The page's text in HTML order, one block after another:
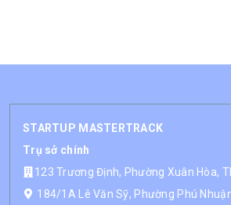
STARTUP MASTERTRACK
Trụ sở chính
123 Trương Định, Phường Xuân Hòa,
184/1A Lê Văn Sỹ, Phường Phú